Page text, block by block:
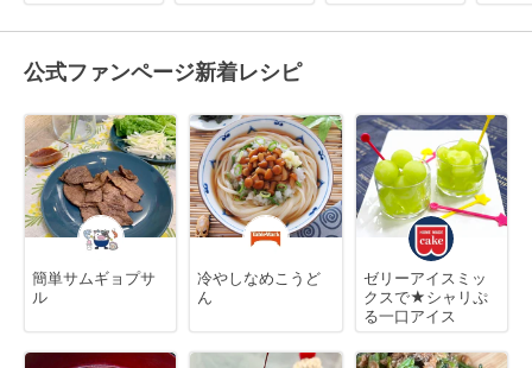
公式ファンページ新着レシピ
簡単サムギョプサ
ル
冷やしなめこうど
ん
ゼリーアイスミッ
クスで★シャリぷ
る一口アイス